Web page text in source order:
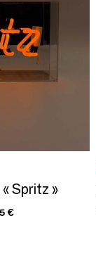
Spritz »
€